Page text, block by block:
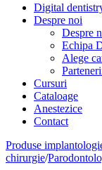
Digital
Despre noi
Despre
Echipa
Alege
Cursuri
Cataloage
Anestezice
Contact
Produse
chirurgie/